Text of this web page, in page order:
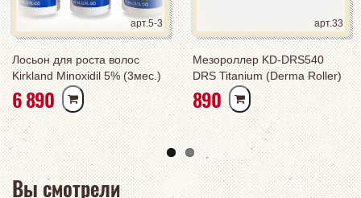
для роста волос
Minoxidil 5% (3мес.)
РУБ
Мезороллер KD-DRS540
DRS Titanium (Derma Roller)
890РУБ 2
Вы смотрели